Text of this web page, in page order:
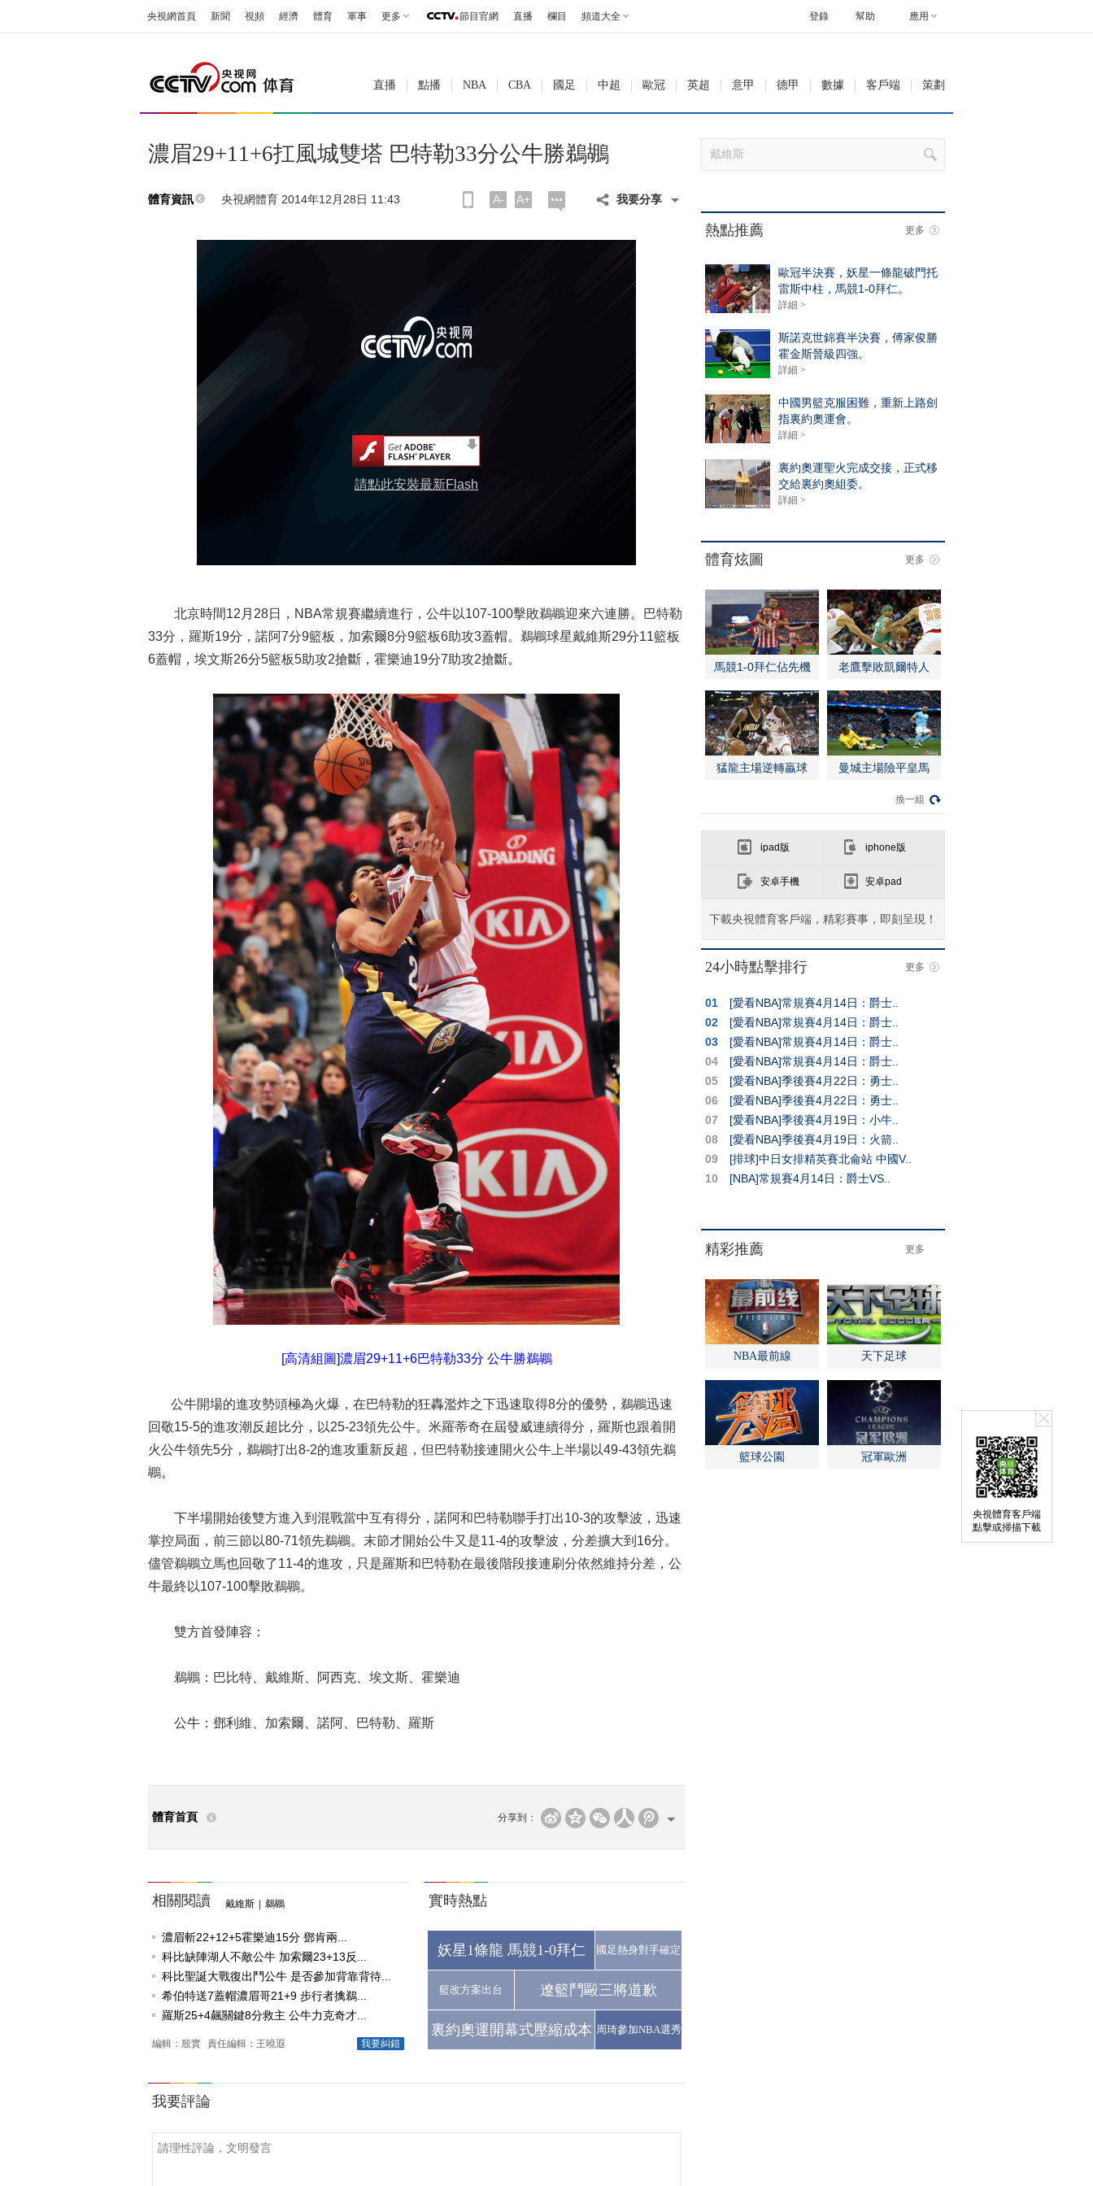
央視體育客戶端
點擊或掃描下載
央視網首頁 新聞 視頻 經濟 體育 軍事 更多 節目官網 直播 欄目 頻道大全 幫助 應用
登錄
直播 點播 NBA CBA 國足 中超 歐冠 英超 意甲 德甲 數據 客戶端 策劃
濃眉29+11+6扛風城雙塔 巴特勒33分公牛勝鵜鶘
體育資訊 央視網體育 2014年12月28日 11:43 A- A+ 我要分享
請點此安裝最新Flash
北京時間12月28日，NBA常規賽繼續進行，公牛以107-100擊敗鵜鶘迎來六連勝。巴特勒
33分，羅斯19分，諾阿7分9籃板，加索爾8分9籃板6助攻3蓋帽。鵜鶘球星戴維斯29分11籃板
6蓋帽，埃文斯26分5籃板5助攻2搶斷，霍樂迪19分7助攻2搶斷。
[高清組圖]濃眉29+11+6巴特勒33分 公牛勝鵜鶘
公牛開場的進攻勢頭極為火爆，在巴特勒的狂轟濫炸之下迅速取得8分的優勢，鵜鶘迅速
回敬15-5的進攻潮反超比分，以25-23領先公牛。米羅蒂奇在屆發威連續得分，羅斯也跟着開
火公牛領先5分，鵜鶘打出8-2的進攻重新反超，但巴特勒接連開火公牛上半場以49-43領先鵜
鶘。
下半場開始後雙方進入到混戰當中互有得分，諾阿和巴特勒聯手打出10-3的攻擊波，迅速
掌控局面，前三節以80-71領先鵜鶘。末節才開始公牛又是11-4的攻擊波，分差擴大到16分。
儘管鵜鶘立馬也回敬了11-4的進攻，只是羅斯和巴特勒在最後階段接連刷分依然維持分差，公
牛最終以107-100擊敗鵜鶘。
雙方首發陣容：
鵜鶘：巴比特、戴維斯、阿西克、埃文斯、霍樂迪
公牛：鄧利維、加索爾、諾阿、巴特勒、羅斯
體育首頁 分享到：
相關閱讀 戴維斯 鵜鶘
濃眉斬22+12+5霍樂迪15分 鄧肯兩...
科比缺陣湖人不敵公牛 加索爾23+13反...
科比聖誕大戰復出鬥公牛 是否參加背靠背待...
希伯特送7蓋帽濃眉哥21+9 步行者擒鵜...
羅斯25+4飆關鍵8分救主 公牛力克奇才...
我要糾錯
編輯：殷實 責任編輯：王曉遐
實時熱點
妖星1條龍 馬競1-0拜仁 國足熱身對手確定
籃改方案出台 遼籃鬥毆三將道歉
裏約奧運開幕式壓縮成本 周琦參加NBA選秀
熱點推薦 更多
歐冠半決賽，妖星一條龍破門托
雷斯中柱，馬競1-0拜仁。
詳細 >
斯諾克世錦賽半決賽，傅家俊勝
霍金斯晉級四強。
詳細 >
中國男籃克服困難，重新上路劍
指裏約奧運會。
詳細 >
裏約奧運聖火完成交接，正式移
交給裏約奧組委。
詳細 >
體育炫圖 更多
馬競1-0拜仁佔先機 老鷹擊敗凱爾特人
猛龍主場逆轉贏球 曼城主場險平皇馬
換一組
ipad版 iphone版
安卓手機 安卓pad
下載央視體育客戶端，精彩賽事，即刻呈現！
24小時點擊排行 更多
01
[愛看NBA]常規賽4月14日：爵士..
02
[愛看NBA]常規賽4月14日：爵士..
03
[愛看NBA]常規賽4月14日：爵士..
04
[愛看NBA]常規賽4月14日：爵士..
05
[愛看NBA]季後賽4月22日：勇士..
06
[愛看NBA]季後賽4月22日：勇士..
07
[愛看NBA]季後賽4月19日：小牛..
08
[愛看NBA]季後賽4月19日：火箭..
09
[排球]中日女排精英賽北侖站 中國V..
10
[NBA]常規賽4月14日：爵士VS..